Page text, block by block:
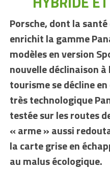
Porsche, dont la
enrichit la gamme
modèles en version
nouvelle déclinaison
tourisme se décline
très technologique
testée sur les routes
« arme » aussi
la carte grise en
au malus écologique.